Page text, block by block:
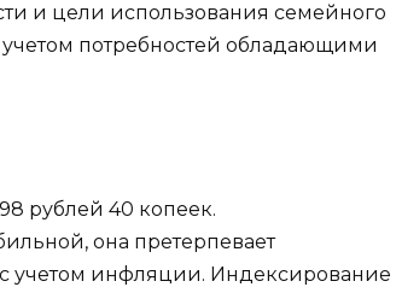
и цели использования семейного
учетом потребностей обладающими
рублей 40 копеек.
она претерпевает
учетом инфляции. Индексирование